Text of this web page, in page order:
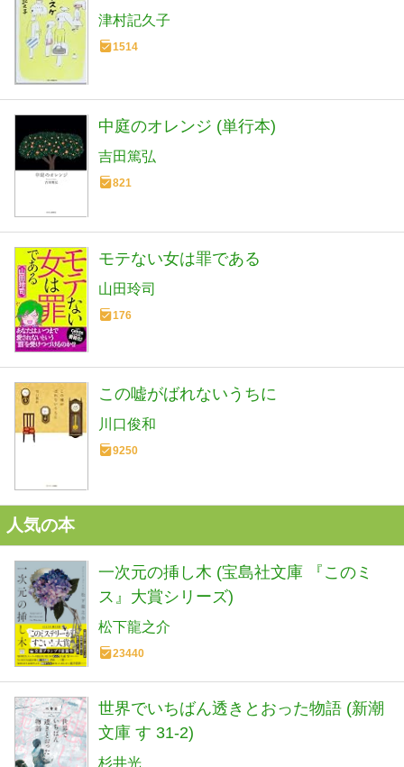
津村記久子
1514
中庭のオレンジ (単行本)
吉田篤弘
821
モテない女は罪である
山田玲司
176
この嘘がばれないうちに
川口俊和
9250
人気の本
一次元の挿し木 (宝島社文庫 『このミ
ス』大賞シリーズ)
松下龍之介
23440
世界でいちばん透きとおった物語 (新潮
文庫 す 31-2)
杉井光